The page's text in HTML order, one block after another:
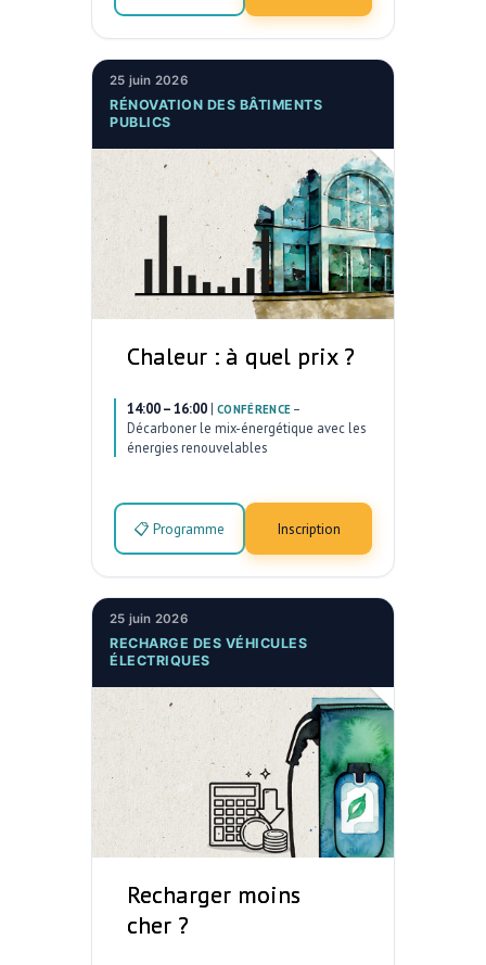
25 juin 2026
RÉNOVATION DES BÂTIMENTS
PUBLICS
Chaleur : à quel prix ?
14:00 – 16:00 | CONFÉRENCE –
Décarboner le mix-énergétique avec les
énergies renouvelables
📋 Programme Inscription
25 juin 2026
RECHARGE DES VÉHICULES
ÉLECTRIQUES
Recharger moins
cher ?